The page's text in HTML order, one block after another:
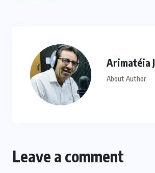
Arimatéia
About Author
Leave a comment